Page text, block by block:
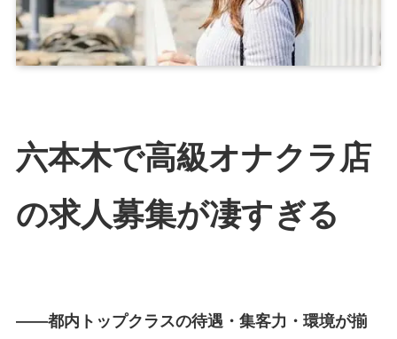
六本木で高級オナクラ店
の求人募集が凄すぎる
――都内トップクラスの待遇・集客力・環境が揃